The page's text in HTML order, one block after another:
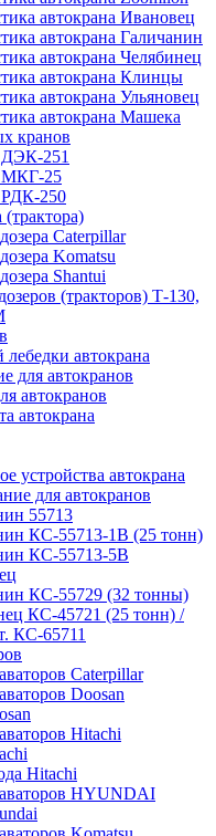
автокрана Ивановец
автокрана Галичанин
автокрана Челябинец
автокрана Клинцы
автокрана Ульяновец
автокрана Машека
кранов
251
МКГ-25
250
(трактора)
Caterpillar
Komatsu
Shantui
(тракторов) Т-130,
лебедки автокрана
для автокранов
автокранов
автокрана
устройства автокрана
для автокранов
55713
КС-55713-1В (25 тонн)
КС-55713-5В
КС-55729 (32 тонны)
КС-45721 (25 тонн) /
КС-65711
Caterpillar
Doosan
Hitachi
Hitachi
HYUNDAI